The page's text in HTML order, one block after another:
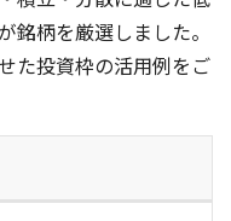
銘柄を厳選しました。
た投資枠の活用例をご